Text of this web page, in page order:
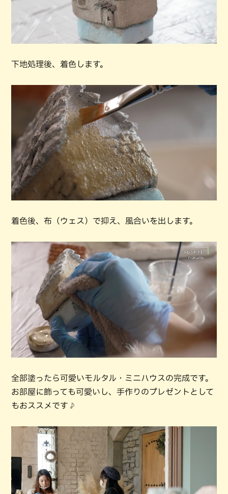
下地処理後、着色します。
着色後、布（ウェス）で抑え、風合いを出します。
全部塗ったら可愛いモルタル・ミニハウスの完成です。
お部屋に飾っても可愛いし、手作りのプレゼントとして
もおススメです♪